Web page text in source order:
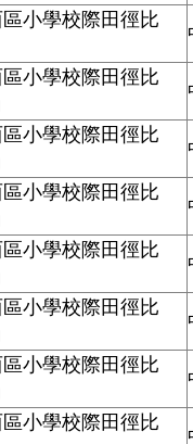
小學校際田徑比
小學校際田徑比
小學校際田徑比
小學校際田徑比
小學校際田徑比
小學校際田徑比
小學校際田徑比
小學校際田徑比